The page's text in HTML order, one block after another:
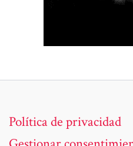
Política de privacidad